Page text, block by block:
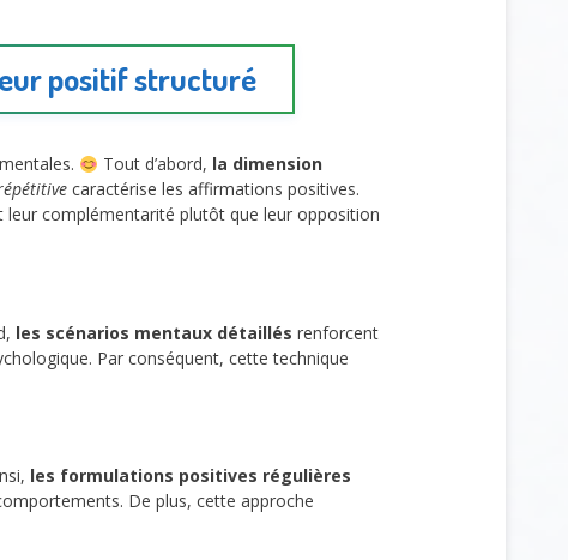
positif structuré
Tout d’abord, la dimension
caractérise les affirmations positives.
leur complémentarité plutôt que leur opposition
les scénarios mentaux détaillés renforcent
Par conséquent, cette technique
les formulations positives régulières
De plus, cette approche